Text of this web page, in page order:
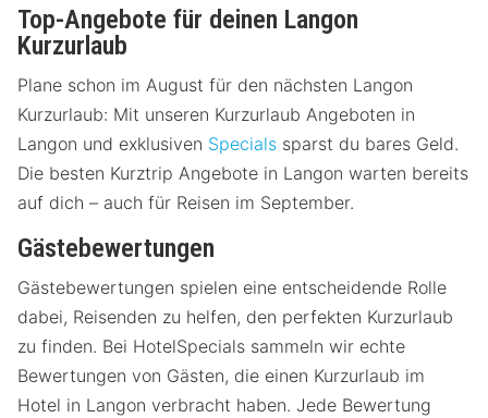
Top-Angebote für deinen Langon
Kurzurlaub
Plane schon im August für den nächsten Langon
Kurzurlaub: Mit unseren Kurzurlaub Angeboten in
Langon und exklusiven Specials sparst du bares Geld.
Die besten Kurztrip Angebote in Langon warten bereits
auf dich – auch für Reisen im September.
Gästebewertungen
Gästebewertungen spielen eine entscheidende Rolle
dabei, Reisenden zu helfen, den perfekten Kurzurlaub
zu finden. Bei HotelSpecials sammeln wir echte
Bewertungen von Gästen, die einen Kurzurlaub im
Hotel in Langon verbracht haben. Jede Bewertung